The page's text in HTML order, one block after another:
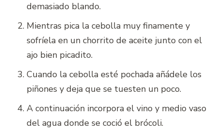
demasiado blando.
Mientras pica la cebolla muy finamente y
sofríela en un chorrito de aceite junto con el
ajo bien picadito.
Cuando la cebolla esté pochada añádele los
piñones y deja que se tuesten un poco.
A continuación incorpora el vino y medio vaso
del agua donde se coció el brócoli.